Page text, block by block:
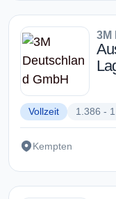
3M
Vollzeit 1.386 -
Kempten